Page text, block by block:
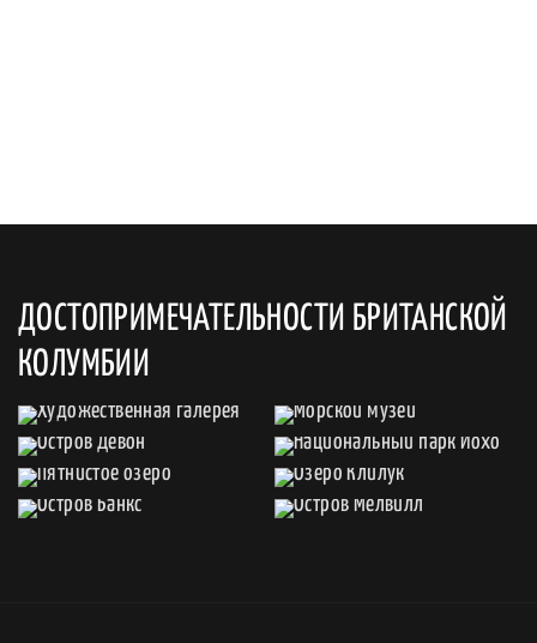
ДОСТОПРИМЕЧАТЕЛЬНОСТИ БРИТАНСКОЙ
КОЛУМБИИ